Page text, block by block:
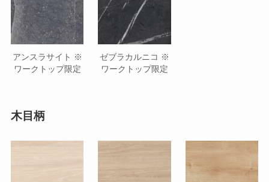
アンスラサイト ※
ワークトップ限定
ゼブラカルニコ ※
ワークトップ限定
木目柄